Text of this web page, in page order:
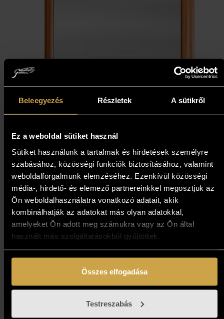
Beleegyezés Részletek A sütikről
Ez a weboldal sütiket használ
Sütiket használunk a tartalmak és hirdetések személyre
szabásához, közösségi funkciók biztosításához, valamint
weboldalforgalmunk elemzéséhez. Ezenkívül közösségi
média-, hirdető- és elemező partnereinkkel megosztjuk az
Ön weboldalhasználatra vonatkozó adatait, akik
kombinálhatják az adatokat más olyan adatokkal,
amelyeket Ön adott meg számukra vagy az Ön által
használt más szolgáltatásokból gyűjtöttek.
Összes elfogadása
Testreszabás
Kovács Erzsébet - Tulipános
tükör (60x30 cm)
849 000Ft
Kosárba teszem